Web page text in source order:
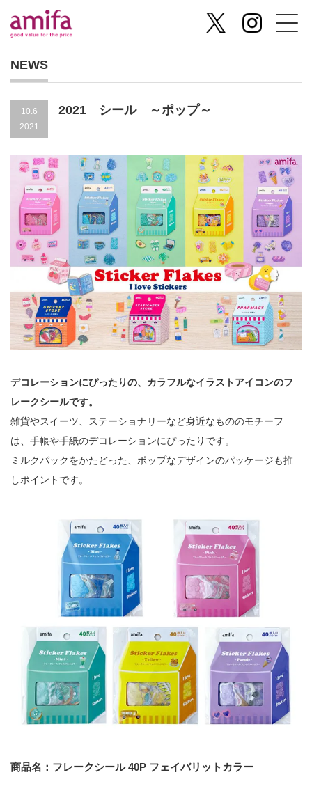
NEWS
10.6
2021
2021 シール ～ポップ～
デコレーションにぴったりの、カラフルなイラストアイコンのフ
レークシールです。
雑貨やスイーツ、ステーショナリーなど身近なもののモチーフ
は、手帳や手紙のデコレーションにぴったりです。
ミルクパックをかたどった、ポップなデザインのパッケージも推
しポイントです。
商品名：フレークシール 40P フェイバリットカラー